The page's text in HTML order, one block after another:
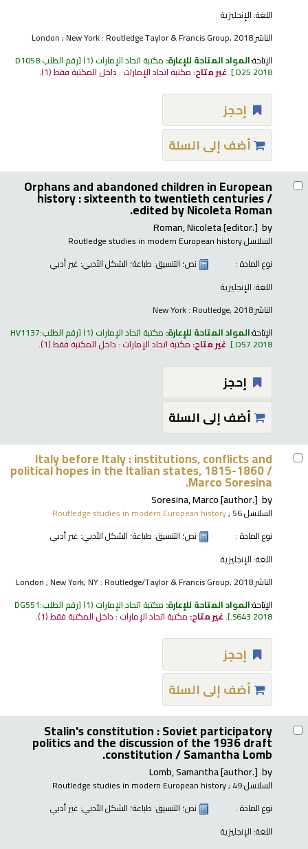
اللغة: الإنجليزية
الناشر:London ; New York : Routledge Taylor & Francis Group, 2018
الإتاحة:المواد المتاحة للإعارة: مكتبة اتحاد الإمارات (1) رقم الطلب:D1058
.D25 2018
.غير متاح: مكتبة اتحاد الإمارات : داخل المكتبة فقط(1).
إحجز
أضف إلى السلة
Orphans and abandoned children in European
history : sixteenth to twentieth centuries /
edited by Nicoleta Roman.
by
Roman, Nicoleta[editor.]
السلاسل:Routledge studies in modern European history
نوع المادة :
نص؛ التنسيق: طباعة؛ الشكل الأدبي: غير أدبي
اللغة: الإنجليزية
الناشر:New York : Routledge, 2018
الإتاحة:المواد المتاحة للإعارة: مكتبة اتحاد الإمارات (1) رقم الطلب:HV1137
.O57 2018
.غير متاح: مكتبة اتحاد الإمارات : داخل المكتبة فقط(1).
إحجز
أضف إلى السلة
Italy before Italy : institutions, conflicts and
political hopes in the Italian states, 1815-1860 /
Marco Soresina.
by
Soresina, Marco[author.]
السلاسل: Routledge studies in modern European history; 56
نوع المادة :
نص؛ التنسيق: طباعة؛ الشكل الأدبي: غير أدبي
اللغة: الإنجليزية
الناشر:London ; New York, NY : Routledge/Taylor & Francis Group, 2018
الإتاحة:المواد المتاحة للإعارة: مكتبة اتحاد الإمارات (1) رقم الطلب:DG551
.S643 2018
.غير متاح: مكتبة اتحاد الإمارات : داخل المكتبة فقط(1).
إحجز
أضف إلى السلة
Stalin's constitution : Soviet participatory
politics and the discussion of the 1936 draft
constitution /Samantha Lomb.
by
Lomb, Samantha[author.]
السلاسل: Routledge studies in modern European history; 49
نوع المادة :
نص؛ التنسيق: طباعة؛ الشكل الأدبي: غير أدبي
اللغة: الإنجليزية